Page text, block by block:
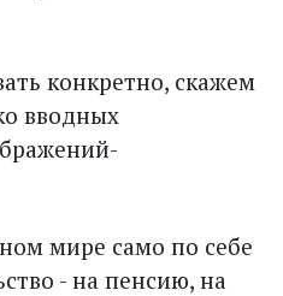
конкретно, скажем
вводных
мире само по себе
- на пенсию, на